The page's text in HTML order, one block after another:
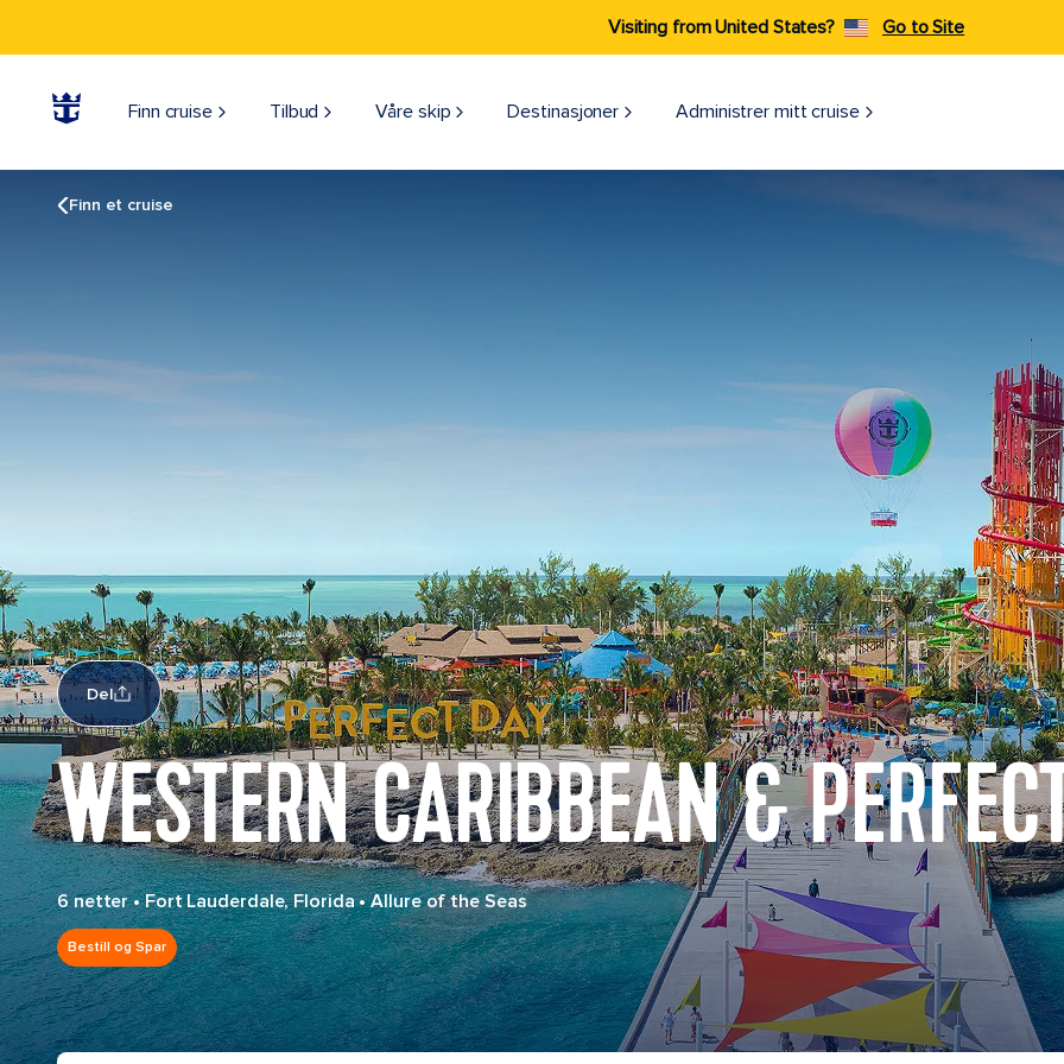
Visiting from United States? Go to Site
Finn cruise Tilbud Våre skip Destinasjoner Administrer mitt cruise
Finn et cruise
Del
WESTERN CARIBBEAN &
6 netter•Fort Lauderdale, Florida•Allure of the Seas
Bestill og Spar